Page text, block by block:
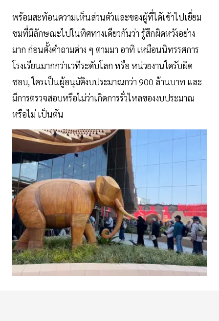
พร้อมสะท้อนความเห็นส่วนตัวและของผู้ที่ได้เข้าไปเยี่ยม
ชมที่มีลักษณะไปในทิศทางเดียวกันว่า รู้สึกผิดหวังอย่าง
มาก ก่อนตั้งคำถามต่าง ๆ ตามมา อาทิ เหมือนนิทรรศการ
โรงเรียนมากกว่าเวทีระดับโลก หรือ หน่วยงานใดรับผิด
ชอบ, ใครเป็นผู้อนุมัติงบประมาณกว่า 900 ล้านบาท และ
มีการตรวจสอบหรือไม่ว่าเกิดการรั่วไหลของงบประมาณ
หรือไม่ เป็นต้น